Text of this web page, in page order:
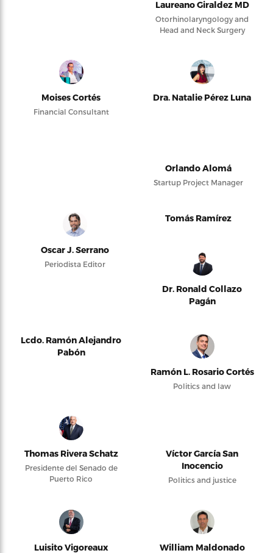
Laureano Giraldez MD
Otorhinolaryngology and
Head and Neck Surgery
Moises Cortés
Financial Consultant
Dra. Natalie Pérez Luna
Orlando Alomá
Startup Project Manager
Oscar J. Serrano
Periodista Editor
Tomás Ramírez
Dr. Ronald Collazo
Pagán
Lcdo. Ramón Alejandro
Pabón
Ramón L. Rosario Cortés
Politics and law
Thomas Rivera Schatz
Presidente del Senado de
Puerto Rico
Víctor García San
Inocencio
Politics and justice
Luisito Vigoreaux William Maldonado